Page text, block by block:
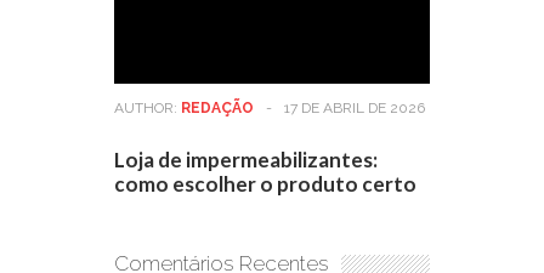
AUTHOR: REDAÇÃO - 17 DE ABRIL DE 2026
Loja de impermeabilizantes:
como escolher o produto certo
Comentários Recentes